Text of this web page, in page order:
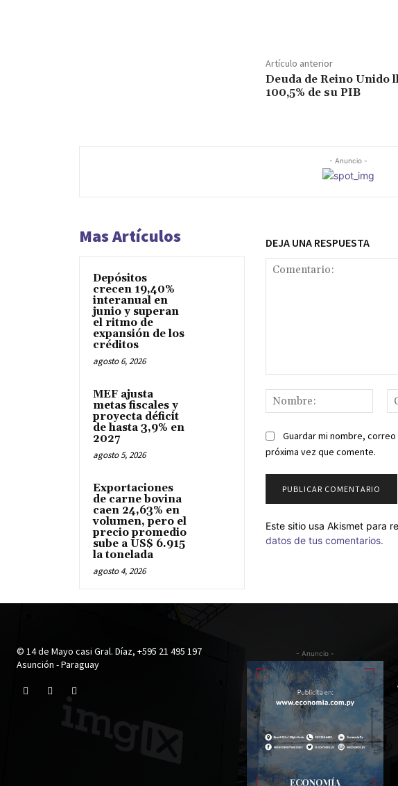
Artículo anterior
Deuda de Reino Unido
100,5% de su PIB
- Anuncio -
Mas Artículos
Depósitos
crecen 19,40%
interanual en
junio y superan
el ritmo de
expansión de los
créditos
agosto 6, 2026
MEF ajusta
metas fiscales y
proyecta déficit
de hasta 3,9% en
2027
agosto 5, 2026
Exportaciones
de carne bovina
caen 24,63% en
volumen, pero el
precio promedio
sube a US$ 6.915
la tonelada
agosto 4, 2026
DEJA UNA RESPUESTA
Guardar mi nombre,
próxima vez que comente.
Este sitio usa Akismet para
datos de tus comentarios.
© 14 de Mayo casi Gral. Díaz, +595 21 495 197
Asunción - Paraguay
- Anuncio -